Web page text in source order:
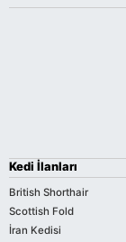
Kedi İlanları
British Shorthair
Scottish Fold
İran Kedisi